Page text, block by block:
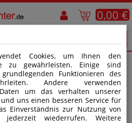
Cookies, um Ihnen den
zu gewährleisten. Einige sind
Funktionieren des
Andere verwenden
um das verhalten unserer
uns einen besseren Service für
Einverständnis zur Nutzung von
wiederrufen. Weitere
0,00 €